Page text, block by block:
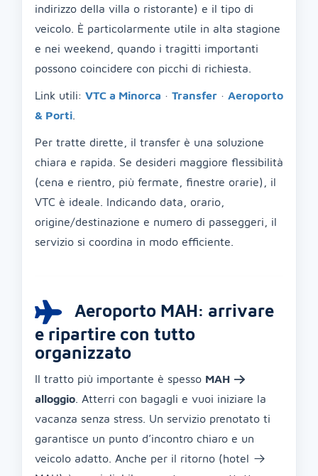
indirizzo della villa o ristorante) e il tipo di
veicolo. È particolarmente utile in alta stagione
e nei weekend, quando i tragitti importanti
possono coincidere con picchi di richiesta.
Link utili: VTC a Minorca · Transfer · Aeroporto
& Porti
Per tratte dirette, il transfer è una soluzione
chiara e rapida. Se desideri maggiore flessibilità
(cena e rientro, più fermate, finestre orarie), il
VTC è ideale. Indicando data, orario,
origine/destinazione e numero di passeggeri, il
servizio si coordina in modo efficiente.
Aeroporto MAH: arrivare
e ripartire con tutto
organizzato
Il tratto più importante è spesso MAH →
alloggio . Atterri con bagagli e vuoi iniziare la
vacanza senza stress. Un servizio prenotato ti
garantisce un punto d’incontro chiaro e un
veicolo adatto. Anche per il ritorno (hotel →